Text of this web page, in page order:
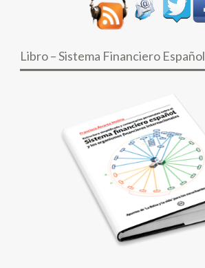
Libro – Sistema Financiero Español